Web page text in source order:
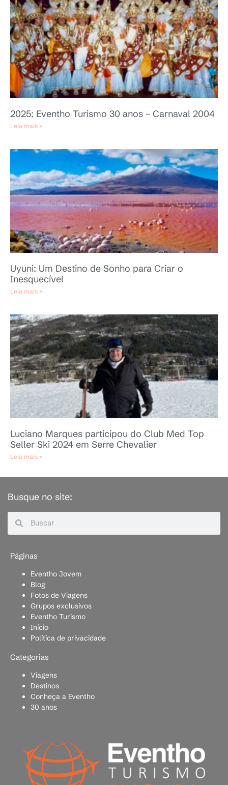
2025: Eventho Turismo 30 anos – Carnaval 2004
Leia mais »
Uyuni: Um Destino de Sonho para Criar o
Inesquecível
Leia mais »
Luciano Marques participou do Club Med Top
Seller Ski 2024 em Serre Chevalier
Leia mais »
Busque no site:
Páginas
Eventho Jovem
Blog
Fotos de Viagens
Grupos exclusivos
Eventho Turismo
Início
Política de privacidade
Categorias
Viagens
Destinos
Conheça a Eventho
30 anos